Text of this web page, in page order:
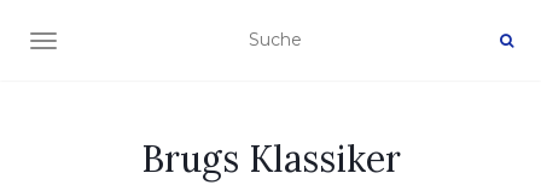
NAVIGATION EIN-/AUSSCHALTEN
Brugs Klassiker